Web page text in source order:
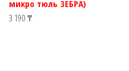
микро тюль ЗЕБРА)
3 190 ₸